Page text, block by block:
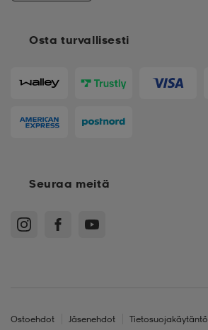
Osta turvallisesti
Seuraa meitä
Ostoehdot Jäsenehdot Tietosuojakäytäntö